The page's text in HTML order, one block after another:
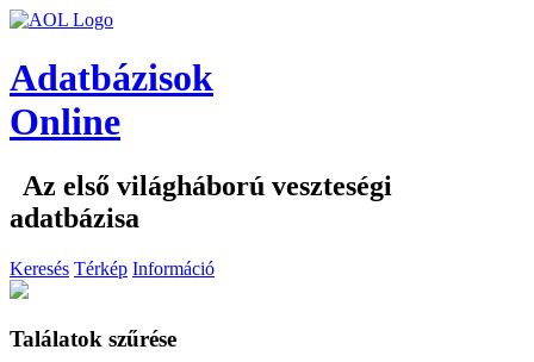
Adatbázisok
Online
Az első világháború veszteségi
adatbázisa
Keresés Térkép Információ
Találatok szűrése